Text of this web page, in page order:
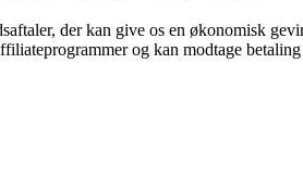
der kan give os en økonomisk
og kan modtage